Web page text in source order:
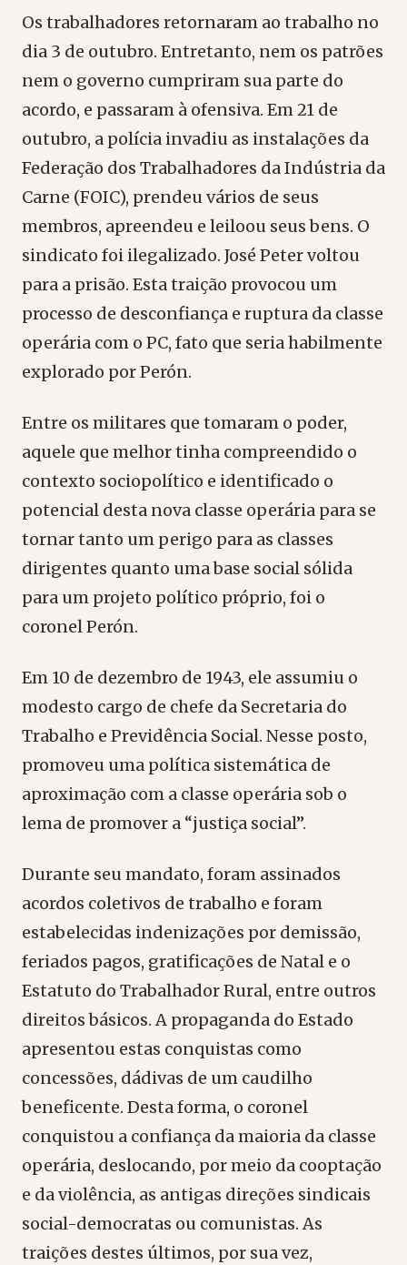
Os trabalhadores retornaram ao trabalho no
dia 3 de outubro. Entretanto, nem os patrões
nem o governo cumpriram sua parte do
acordo, e passaram à ofensiva. Em 21 de
outubro, a polícia invadiu as instalações da
Federação dos Trabalhadores da Indústria da
Carne (FOIC), prendeu vários de seus
membros, apreendeu e leiloou seus bens. O
sindicato foi ilegalizado. José Peter voltou
para a prisão. Esta traição provocou um
processo de desconfiança e ruptura da classe
operária com o PC, fato que seria habilmente
explorado por Perón.
Entre os militares que tomaram o poder,
aquele que melhor tinha compreendido o
contexto sociopolítico e identificado o
potencial desta nova classe operária para se
tornar tanto um perigo para as classes
dirigentes quanto uma base social sólida
para um projeto político próprio, foi o
coronel Perón.
Em 10 de dezembro de 1943, ele assumiu o
modesto cargo de chefe da Secretaria do
Trabalho e Previdência Social. Nesse posto,
promoveu uma política sistemática de
aproximação com a classe operária sob o
lema de promover a “justiça social”.
Durante seu mandato, foram assinados
acordos coletivos de trabalho e foram
estabelecidas indenizações por demissão,
feriados pagos, gratificações de Natal e o
Estatuto do Trabalhador Rural, entre outros
direitos básicos. A propaganda do Estado
apresentou estas conquistas como
concessões, dádivas de um caudilho
beneficente. Desta forma, o coronel
conquistou a confiança da maioria da classe
operária, deslocando, por meio da cooptação
e da violência, as antigas direções sindicais
social-democratas ou comunistas. As
traições destes últimos, por sua vez,